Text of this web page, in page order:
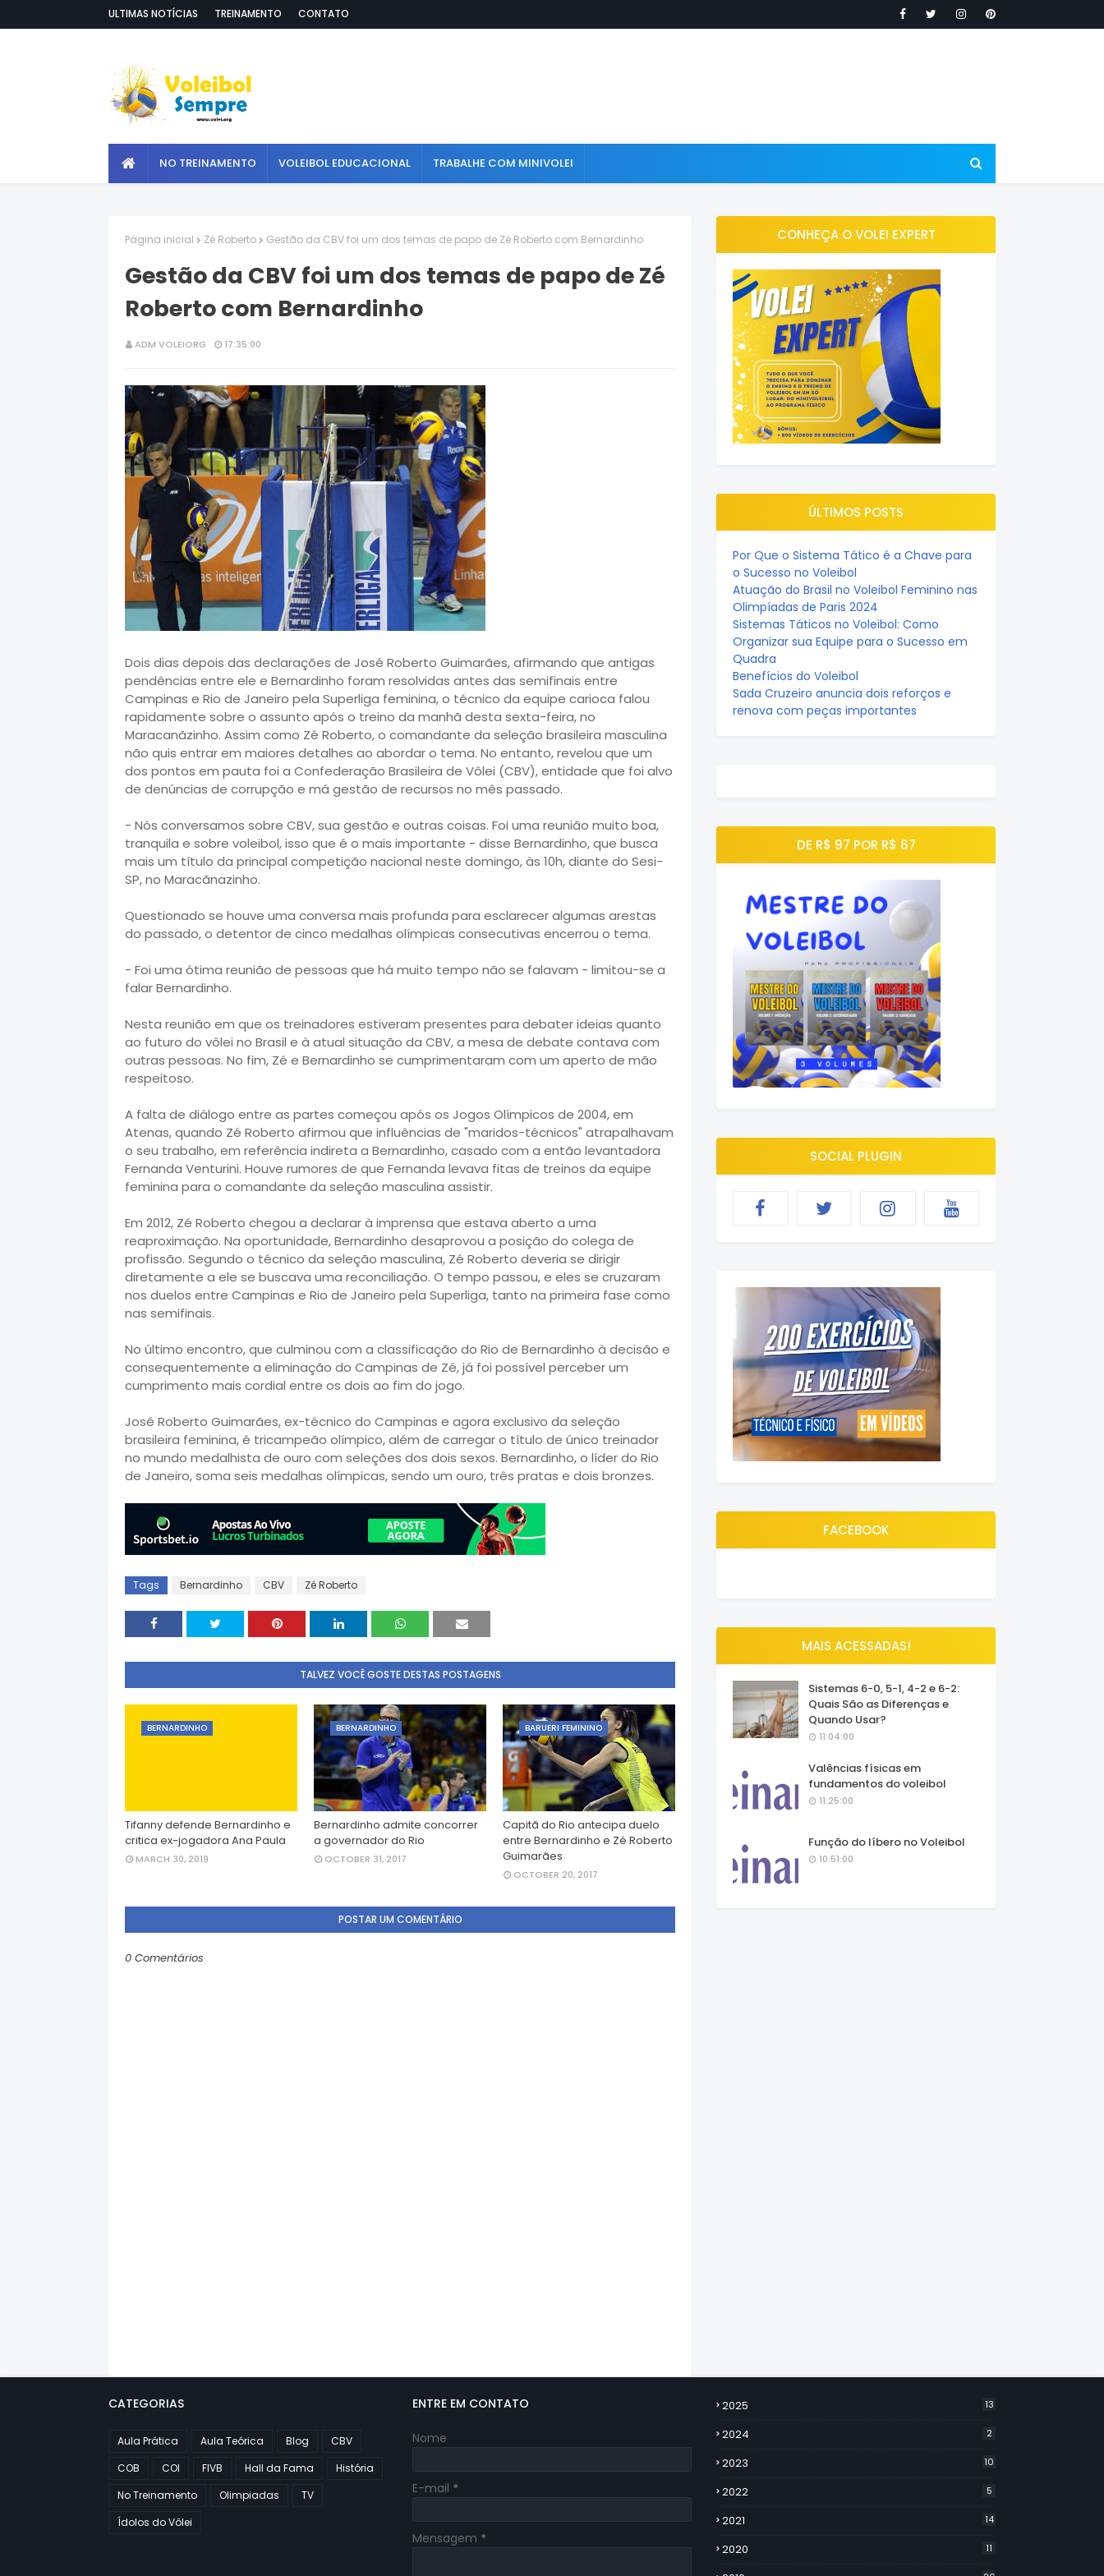
ULTIMAS NOTÍCIAS TREINAMENTO CONTATO
NO TREINAMENTO VOLEIBOL EDUCACIONAL TRABALHE COM MINIVOLEI
Página inicial Zé Roberto Gestão da CBV foi um dos temas de papo de Zé Roberto com Bernardinho
Gestão da CBV foi um dos temas de papo de Zé
Roberto com Bernardinho
ADM VOLEIORG 17:35:00
Dois dias depois das declarações de José Roberto Guimarães, afirmando que antigas
pendências entre ele e Bernardinho foram resolvidas antes das semifinais entre
Campinas e Rio de Janeiro pela Superliga feminina, o técnico da equipe carioca falou
rapidamente sobre o assunto após o treino da manhã desta sexta-feira, no
Maracanãzinho. Assim como Zé Roberto, o comandante da seleção brasileira masculina
não quis entrar em maiores detalhes ao abordar o tema. No entanto, revelou que um
dos pontos em pauta foi a Confederação Brasileira de Vôlei (CBV), entidade que foi alvo
de denúncias de corrupção e má gestão de recursos no mês passado.
- Nós conversamos sobre CBV, sua gestão e outras coisas. Foi uma reunião muito boa,
tranquila e sobre voleibol, isso que é o mais importante - disse Bernardinho, que busca
mais um título da principal competição nacional neste domingo, às 10h, diante do Sesi-
SP, no Maracãnazinho.
Questionado se houve uma conversa mais profunda para esclarecer algumas arestas
do passado, o detentor de cinco medalhas olímpicas consecutivas encerrou o tema.
- Foi uma ótima reunião de pessoas que há muito tempo não se falavam - limitou-se a
falar Bernardinho.
Nesta reunião em que os treinadores estiveram presentes para debater ideias quanto
ao futuro do vôlei no Brasil e à atual situação da CBV, a mesa de debate contava com
outras pessoas. No fim, Zé e Bernardinho se cumprimentaram com um aperto de mão
respeitoso.
A falta de diálogo entre as partes começou após os Jogos Olímpicos de 2004, em
Atenas, quando Zé Roberto afirmou que influências de "maridos-técnicos" atrapalhavam
o seu trabalho, em referência indireta a Bernardinho, casado com a então levantadora
Fernanda Venturini. Houve rumores de que Fernanda levava fitas de treinos da equipe
feminina para o comandante da seleção masculina assistir.
Em 2012, Zé Roberto chegou a declarar à imprensa que estava aberto a uma
reaproximação. Na oportunidade, Bernardinho desaprovou a posição do colega de
profissão. Segundo o técnico da seleção masculina, Zé Roberto deveria se dirigir
diretamente a ele se buscava uma reconciliação. O tempo passou, e eles se cruzaram
nos duelos entre Campinas e Rio de Janeiro pela Superliga, tanto na primeira fase como
nas semifinais.
No último encontro, que culminou com a classificação do Rio de Bernardinho à decisão e
consequentemente a eliminação do Campinas de Zé, já foi possível perceber um
cumprimento mais cordial entre os dois ao fim do jogo.
José Roberto Guimarães, ex-técnico do Campinas e agora exclusivo da seleção
brasileira feminina, é tricampeão olímpico, além de carregar o título de único treinador
no mundo medalhista de ouro com seleções dos dois sexos. Bernardinho, o líder do Rio
de Janeiro, soma seis medalhas olímpicas, sendo um ouro, três pratas e dois bronzes.
Tags Bernardinho CBV Zé Roberto
TALVEZ VOCÊ GOSTE DESTAS POSTAGENS
BERNARDINHO
Tifanny defende Bernardinho e
critica ex-jogadora Ana Paula
MARCH 30, 2019
BERNARDINHO
Bernardinho admite concorrer
a governador do Rio
OCTOBER 31, 2017
BARUERI FEMININO
Capitã do Rio antecipa duelo
entre Bernardinho e Zé Roberto
Guimarães
OCTOBER 20, 2017
POSTAR UM COMENTÁRIO
0 Comentários
CONHEÇA O VOLEI EXPERT
ÚLTIMOS POSTS
Por Que o Sistema Tático é a Chave para
o Sucesso no Voleibol
Atuação do Brasil no Voleibol Feminino nas
Olimpíadas de Paris 2024
Sistemas Táticos no Voleibol: Como
Organizar sua Equipe para o Sucesso em
Quadra
Benefícios do Voleibol
Sada Cruzeiro anuncia dois reforços e
renova com peças importantes
DE R$ 97 POR R$ 67
SOCIAL PLUGIN
FACEBOOK
MAIS ACESSADAS!
Sistemas 6-0, 5-1, 4-2 e 6-2:
Quais São as Diferenças e
Quando Usar?
11:04:00
Valências físicas em
fundamentos do voleibol
11:25:00
Função do líbero no Voleibol
10:51:00
CATEGORIAS
Aula Prática Aula Teórica Blog
CBV
COB
COI FIVB Hall da Fama
História
No Treinamento
Olimpiadas
TV
Ídolos do Vôlei
ENTRE EM CONTATO
Nome
E-mail *
Mensagem *
2025 13
2024 2
2023 10
2022 5
2021 14
2020 11